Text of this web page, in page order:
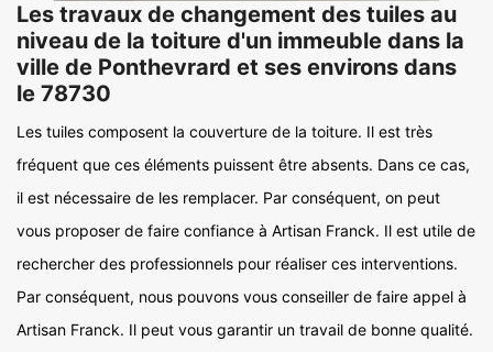
Les travaux de changement des tuiles au
niveau de la toiture d'un immeuble dans la
ville de Ponthevrard et ses environs dans
le 78730
Les tuiles composent la couverture de la toiture. Il est très
fréquent que ces éléments puissent être absents. Dans ce cas,
il est nécessaire de les remplacer. Par conséquent, on peut
vous proposer de faire confiance à Artisan Franck. Il est utile de
rechercher des professionnels pour réaliser ces interventions.
Par conséquent, nous pouvons vous conseiller de faire appel à
Artisan Franck. Il peut vous garantir un travail de bonne qualité.